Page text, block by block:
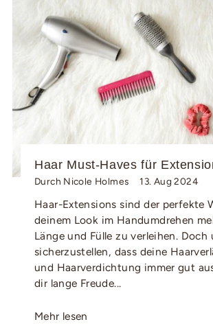
Haar Must-Haves für
Durch Nicole Holmes 13. Aug 2024
Haar-Extensions sind der perfekte
deinem Look im Handumdrehen
Länge und Fülle zu verleihen. Doch
sicherzustellen, dass deine
und Haarverdichtung immer gut
dir lange Freude...
Mehr lesen